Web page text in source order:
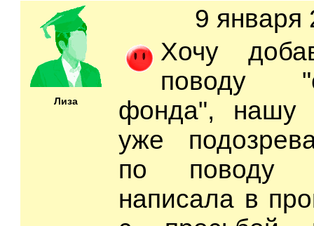
Лиза
9 января
Хочу
поводу
фонда", нашу
уже
по поводу
написала в